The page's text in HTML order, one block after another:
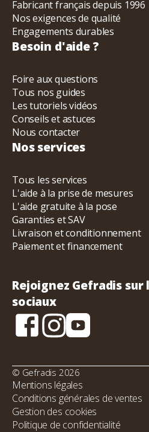
Fabricant français depuis 1996
Nos exigences de qualité
Engagements durables
Besoin d'aide ?
Foire aux questions
Tous nos guides
Les tutoriels vidéos
Conseils et astuces
Nous contacter
Nos services
Tous les services
L'aide à la prise de mesures
L'aide gratuite à la pose
Garanties et SAV
Livraison et conditionnement
Paiement et financement
Rejoignez Gefradis sur
sociaux
© Gefradis 2026
Mentions légales
Conditions générales de ventes
Gestion des cookies
Politique de confidentialité